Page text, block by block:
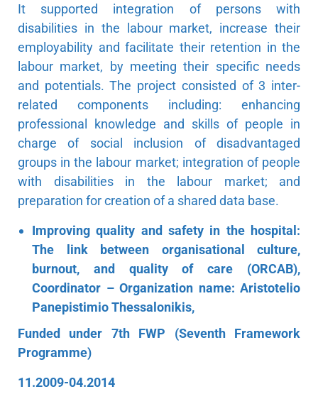
It supported integration of persons with
disabilities in the labour market, increase their
employability and facilitate their retention in the
labour market, by meeting their specific needs
and potentials. The project consisted of 3 inter-
related components including: enhancing
professional knowledge and skills of people in
charge of social inclusion of disadvantaged
groups in the labour market; integration of people
with disabilities in the labour market; and
preparation for creation of a shared data base.
Improving quality and safety in the hospital:
The link between organisational culture,
burnout, and quality of care (ORCAB),
Coordinator – Organization name: Aristotelio
Panepistimio Thessalonikis,
Funded under 7th FWP (Seventh Framework
Programme)
11.2009-04.2014